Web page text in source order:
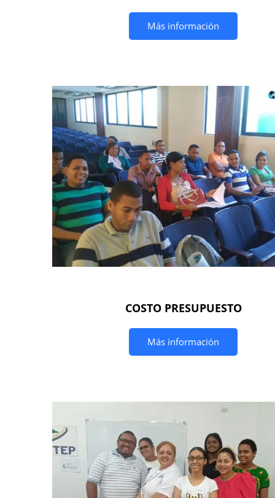
Más información
COSTO PRESUPUESTO
Más información